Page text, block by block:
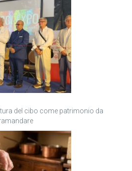
del cibo come patrimonio da